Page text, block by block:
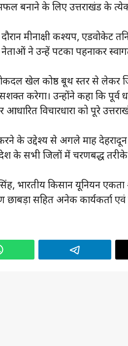
बनाने के लिए उत्तराखंड के
मीनाक्षी कश्यप, एडवोकेट
नेताओं ने उन्हें पटका पहनाकर
खेल प्रकोष्ठ बूथ स्तर से लेकर
करेगा। उन्होंने कहा कि पूर्व
आधारित विचारधारा को पूरे
के उद्देश्य से अगले माह
के सभी जिलों में चरणबद्ध तरीके
सिंह, भारतीय किसान यूनियन
छाबड़ा सहित अनेक कार्यकर्ता